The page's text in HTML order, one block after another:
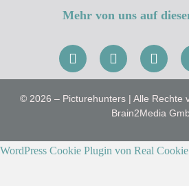
Mehr von uns auf
© 2026 – Picturehunters | Alle Rechte
Brain2Media
WordPress Cookie Plugin von Real